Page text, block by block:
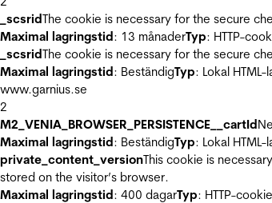
_scsridThe cookie is necessary for the secure
Maximal lagringstid: 13 månaderTyp: HTTP-
_scsridThe cookie is necessary for the secure
Maximal lagringstid: BeständigTyp: Lokal HTML-
www.garnius.se
2
M2_VENIA_BROWSER_PERSISTENCE__cartId
Maximal lagringstid: BeständigTyp: Lokal HTML-
private_content_versionThis cookie is
stored on the visitor’s browser.
Maximal lagringstid: 400 dagarTyp: HTTP-cookie